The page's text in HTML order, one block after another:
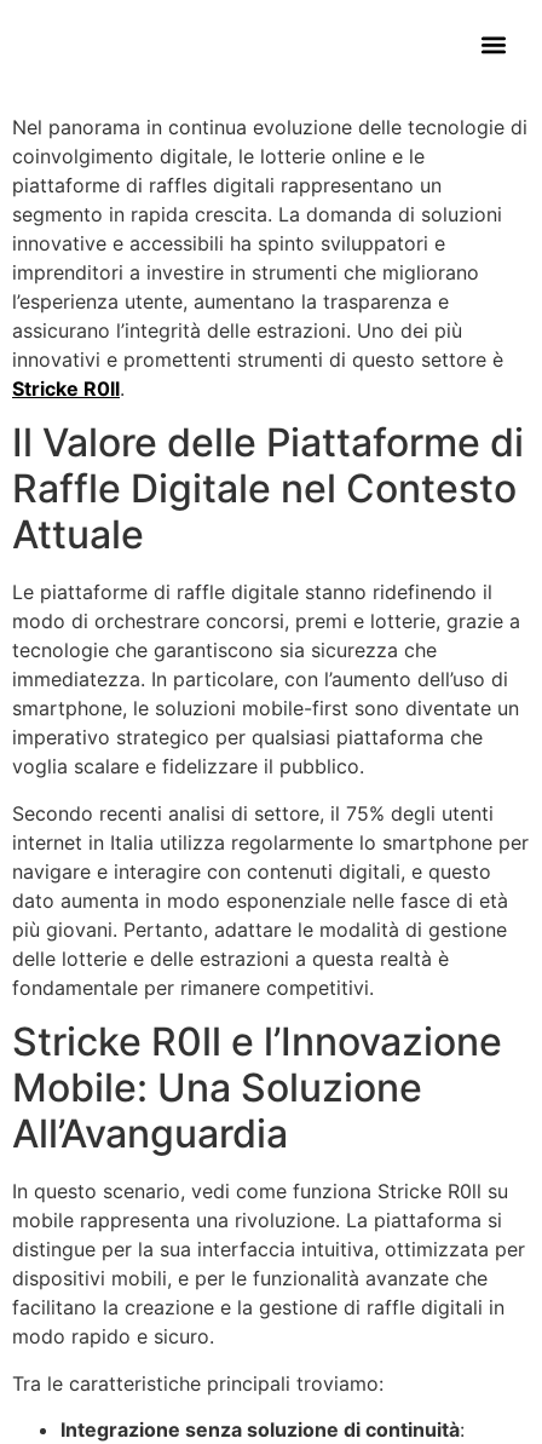
Nel panorama in continua evoluzione delle tecnologie di
coinvolgimento digitale, le lotterie online e le
piattaforme di raffles digitali rappresentano un
segmento in rapida crescita. La domanda di soluzioni
innovative e accessibili ha spinto sviluppatori e
imprenditori a investire in strumenti che migliorano
l’esperienza utente, aumentano la trasparenza e
assicurano l’integrità delle estrazioni. Uno dei più
innovativi e promettenti strumenti di questo settore è
Stricke R0ll.
Il Valore delle Piattaforme di
Raffle Digitale nel Contesto
Attuale
Le piattaforme di raffle digitale stanno ridefinendo il
modo di orchestrare concorsi, premi e lotterie, grazie a
tecnologie che garantiscono sia sicurezza che
immediatezza. In particolare, con l’aumento dell’uso di
smartphone, le soluzioni mobile-first sono diventate un
imperativo strategico per qualsiasi piattaforma che
voglia scalare e fidelizzare il pubblico.
Secondo recenti analisi di settore, il 75% degli utenti
internet in Italia utilizza regolarmente lo smartphone per
navigare e interagire con contenuti digitali, e questo
dato aumenta in modo esponenziale nelle fasce di età
più giovani. Pertanto, adattare le modalità di gestione
delle lotterie e delle estrazioni a questa realtà è
fondamentale per rimanere competitivi.
Stricke R0ll e l’Innovazione
Mobile: Una Soluzione
All’Avanguardia
In questo scenario, vedi come funziona Stricke R0ll su
mobile rappresenta una rivoluzione. La piattaforma si
distingue per la sua interfaccia intuitiva, ottimizzata per
dispositivi mobili, e per le funzionalità avanzate che
facilitano la creazione e la gestione di raffle digitali in
modo rapido e sicuro.
Tra le caratteristiche principali troviamo:
Integrazione senza soluzione di continuità: